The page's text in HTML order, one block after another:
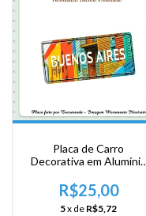
Placa de Carro
Decorativa em Alumínio
Viagem a Argentina -
Buenos Aires
R$25,00
5x de R$5,72